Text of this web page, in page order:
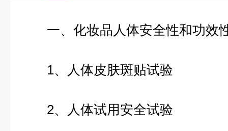
一、化妆品人体安全性和功效
1、人体皮肤斑贴试验
2、人体试用安全试验